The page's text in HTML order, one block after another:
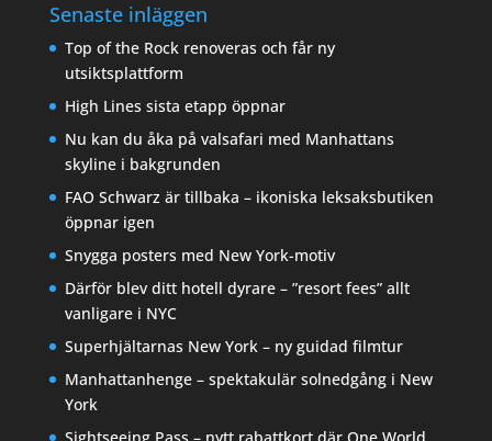
Senaste inläggen
Top of the Rock renoveras och får ny
utsiktsplattform
High Lines sista etapp öppnar
Nu kan du åka på valsafari med Manhattans
skyline i bakgrunden
FAO Schwarz är tillbaka – ikoniska leksaksbutiken
öppnar igen
Snygga posters med New York-motiv
Därför blev ditt hotell dyrare – ”resort fees” allt
vanligare i NYC
Superhjältarnas New York – ny guidad filmtur
Manhattanhenge – spektakulär solnedgång i New
York